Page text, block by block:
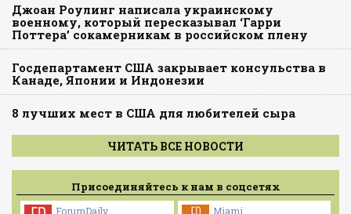
Джоан Роулинг написала украинскому
военному, который пересказывал ‘Гарри
Поттера’ сокамерникам в российском плену
Госдепартамент США закрывает консульства в
Канаде, Японии и Индонезии
8 лучших мест в США для любителей сыра
ЧИТАТЬ ВСЕ НОВОСТИ
Присоединяйтесь к нам в соцсетях
ForumDaily Miami